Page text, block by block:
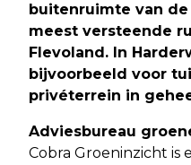
buitenruimte van
meest versteende
Flevoland. In
bijvoorbeeld voor
privéterrein in
Adviesbureau
Cobra Groeninzicht is